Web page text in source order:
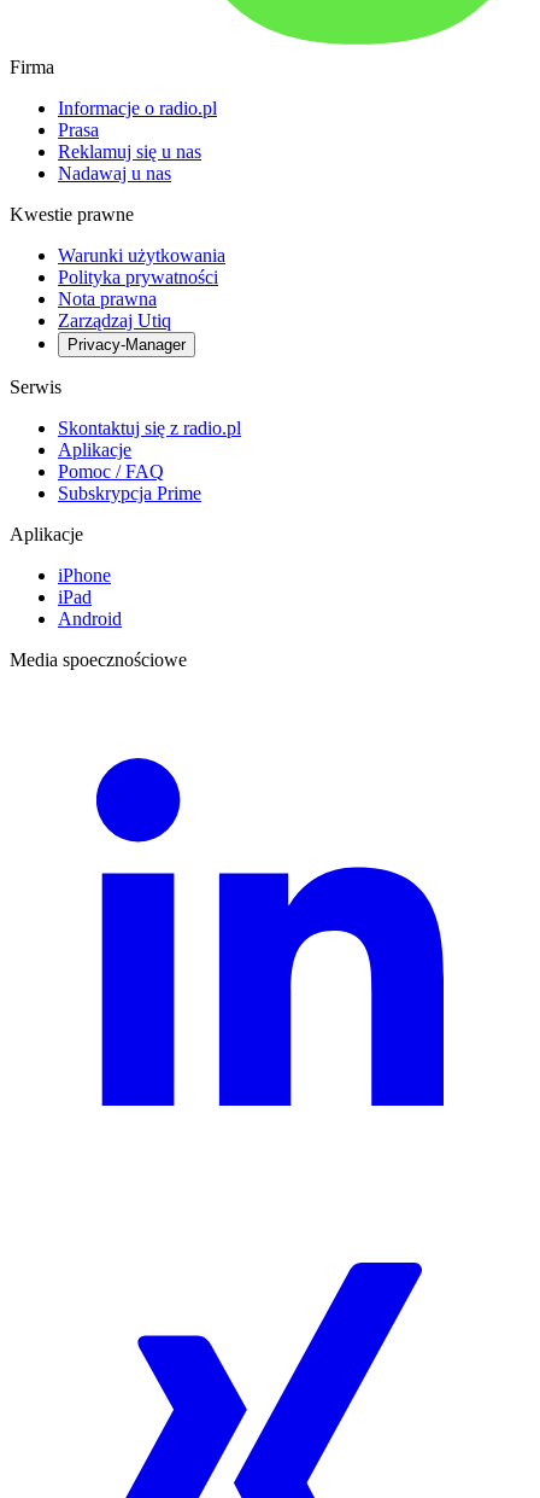
Firma
Informacje o radio.pl
Prasa
Reklamuj się u nas
Nadawaj u nas
Kwestie prawne
Warunki użytkowania
Polityka prywatności
Nota prawna
Zarządzaj Utiq
Privacy-Manager
Serwis
Skontaktuj się z radio.pl
Aplikacje
Pomoc / FAQ
Subskrypcja Prime
Aplikacje
iPhone
iPad
Android
Media spoecznościowe